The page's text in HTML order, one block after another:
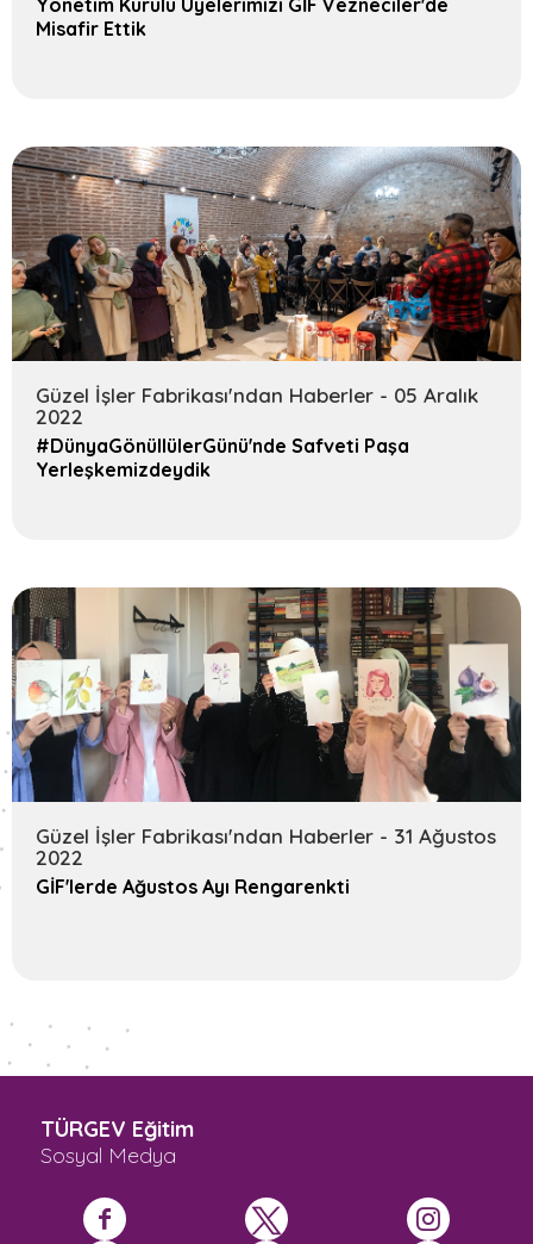
Yönetim Kurulu Üyelerimizi GİF Vezneciler'de
Misafir Ettik
Güzel İşler Fabrikası'ndan Haberler - 05 Aralık
2022
#DünyaGönüllülerGünü'nde Safveti Paşa
Yerleşkemizdeydik
Güzel İşler Fabrikası'ndan Haberler - 31 Ağustos
2022
GİF'lerde Ağustos Ayı Rengarenkti
TÜRGEV Eğitim
Sosyal Medya